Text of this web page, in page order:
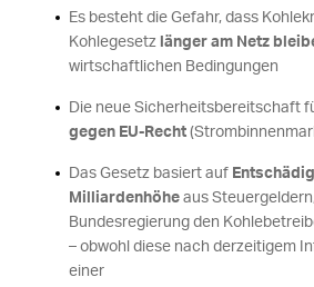
Es besteht die Gefahr, dass
Kohlegesetz länger am Netz
wirtschaftlichen Bedingungen
Die neue Sicherheitsbereitschaft
gegen EU-Recht
Das Gesetz basiert auf
Milliardenhöheaus
Bundesregierung den
– obwohl diese nach derzeitigem
einer